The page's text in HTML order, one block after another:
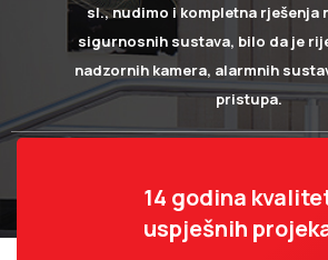
sl., nudimo i kompletna rješenja
sigurnosnih sustava, bilo da je
nadzornih kamera, alarmnih
pristupa.
14 godina
uspješnih